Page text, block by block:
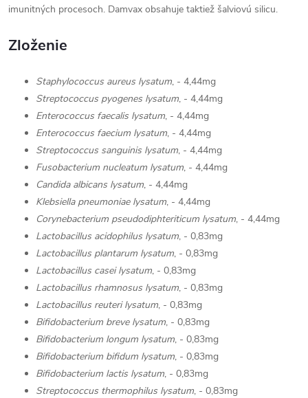
imunitných procesoch. Damvax obsahuje taktiež šalviovú silicu.
Zloženie
Staphylococcus aureus lysatum, - 4,44mg
Streptococcus pyogenes lysatum, - 4,44mg
Enterococcus faecalis lysatum, - 4,44mg
Enterococcus faecium lysatum, - 4,44mg
Streptococcus sanguinis lysatum, - 4,44mg
Fusobacterium nucleatum lysatum, - 4,44mg
Candida albicans lysatum, - 4,44mg
Klebsiella pneumoniae lysatum, - 4,44mg
Corynebacterium pseudodiphteriticum lysatum, - 4,44mg
Lactobacillus acidophilus lysatum, - 0,83mg
Lactobacillus plantarum lysatum, - 0,83mg
Lactobacillus casei lysatum, - 0,83mg
Lactobacillus rhamnosus lysatum, - 0,83mg
Lactobacillus reuteri lysatum, - 0,83mg
Bifidobacterium breve lysatum, - 0,83mg
Bifidobacterium longum lysatum, - 0,83mg
Bifidobacterium bifidum lysatum, - 0,83mg
Bifidobacterium lactis lysatum, - 0,83mg
Streptococcus thermophilus lysatum, - 0,83mg